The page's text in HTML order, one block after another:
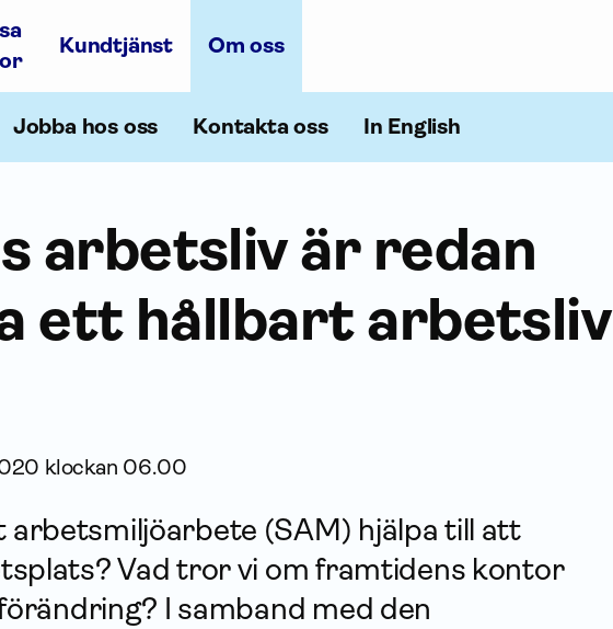
Kundtjänst Om oss
Jobba hos oss Kontakta oss In English
arbetsliv är redan
ett hållbart arbetsliv
klockan 06.00
arbets­miljö­arbete (SAM) hjälpa till att
Vad tror vi om framtidens kontor
I samband med den